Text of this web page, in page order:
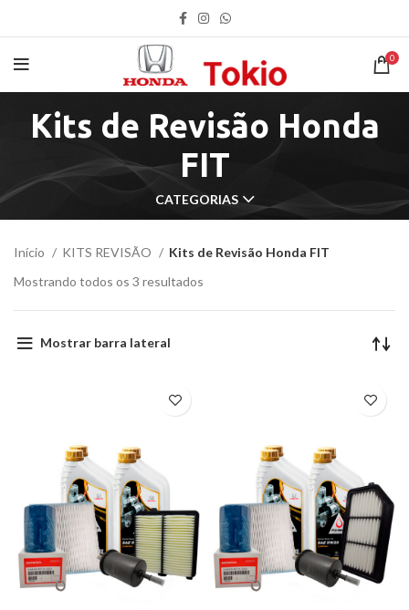
0
Kits de Revisão Honda
FIT
CATEGORIAS
Início KITS REVISÃO
Kits de Revisão Honda FIT
Mostrando todos os 3 resultados
Mostrar barra lateral